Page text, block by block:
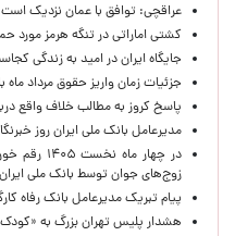
عراقچی: توافق با عمان نزدیک است
کشتی اماراتی در تنگه هرمز مورد
جایگاه ایران در امید به زندگی
جزئیات زمان واریز حقوق مرداد ماه
پاسخ کروز به مطالب خلاف واقع
مدیرعامل بانک ملی ایران روز
زوج‌های جوان توسط بانک ملی ایران
پیام تبریک مدیرعامل بانک رفاه
هشدار پلیس تهران بزرگ به